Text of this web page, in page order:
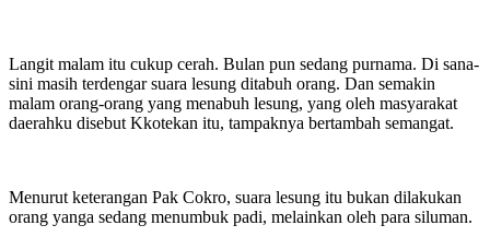
Langit malam itu cukup cerah. Bulan pun sedang purnama. Di sana-
sini masih terdengar suara lesung ditabuh orang. Dan semakin
malam orang-orang yang menabuh lesung, yang oleh masyarakat
daerahku disebut Kkotekan itu, tampaknya bertambah semangat.
Menurut keterangan Pak Cokro, suara lesung itu bukan dilakukan
orang yanga sedang menumbuk padi, melainkan oleh para siluman.